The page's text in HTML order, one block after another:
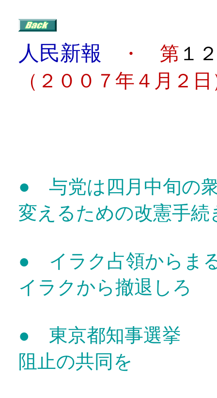
人民新報 ・ 第 １
（２００７年４月２
● 与党は四月中旬
変えるための改憲手
● イラク占領から
イラクから撤退しろ
● 東京都知事選挙
阻止の共同を